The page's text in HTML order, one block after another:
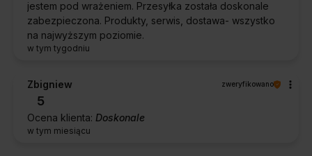
jestem pod wrażeniem. Przesyłka została doskonale
zabezpieczona. Produkty, serwis, dostawa- wszystko
na najwyższym poziomie.
w tym tygodniu
Zbigniew zweryfikowano
5
Ocena klienta: Doskonale
w tym miesiącu